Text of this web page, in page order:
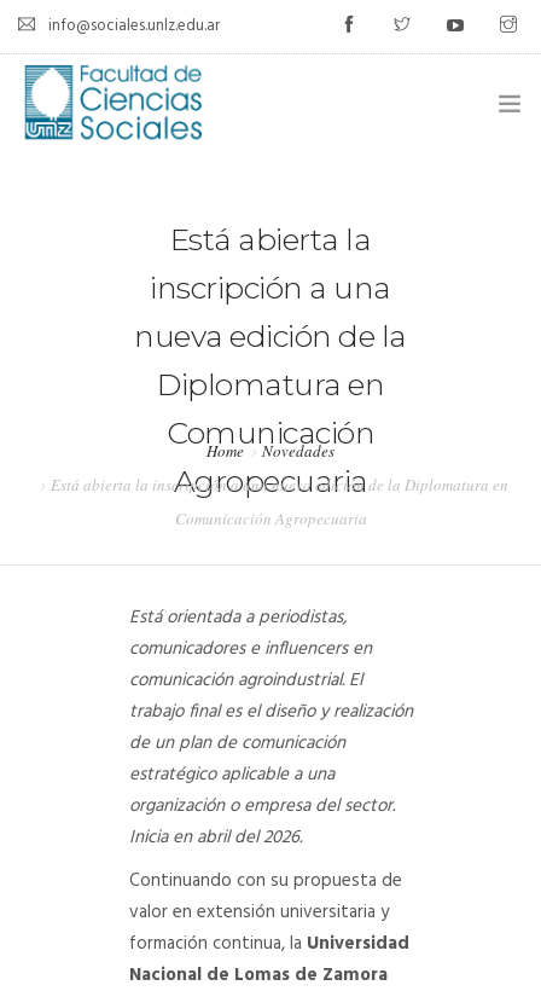
info@sociales.unlz.edu.ar
CALENDARIO ACADÉMICO
RADIO CONURBANA
Está abierta la
inscripción a una
nueva edición de la
Diplomatura en
Comunicación
Agropecuaria
Home
Novedades
Está abierta la inscripción a una nueva edición de la Diplomatura en
Comunicación Agropecuaria
Está orientada a periodistas,
comunicadores e influencers en
comunicación agroindustrial. El
trabajo final es el diseño y realización
de un plan de comunicación
estratégico aplicable a una
organización o empresa del sector.
Inicia en abril del 2026.
Continuando con su propuesta de
valor en extensión universitaria y
formación continua, la Universidad
Nacional de Lomas de Zamora